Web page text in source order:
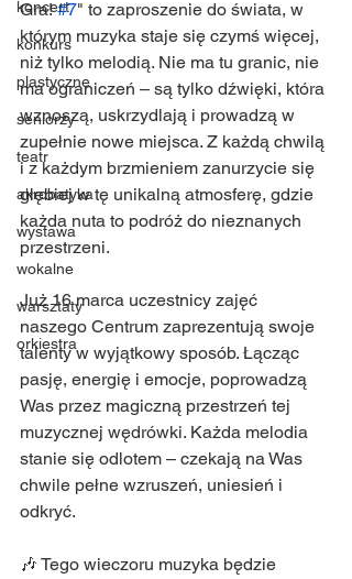
koncert
konkurs
plastyczne
seniorzy
teatr
akrobatyka
wystawa
wokalne
warsztaty
orkiestra
Gra! #7" to zaproszenie do świata, w
którym muzyka staje się czymś więcej,
niż tylko melodią. Nie ma tu granic, nie
ma ograniczeń – są tylko dźwięki, która
wznoszą, uskrzydlają i prowadzą w
zupełnie nowe miejsca. Z każdą chwilą
i z każdym brzmieniem zanurzycie się
głębiej w tę unikalną atmosferę, gdzie
każda nuta to podróż do nieznanych
przestrzeni.
Już 16 marca uczestnicy zajęć
naszego Centrum zaprezentują swoje
talenty w wyjątkowy sposób. Łącząc
pasję, energię i emocje, poprowadzą
Was przez magiczną przestrzeń tej
muzycznej wędrówki. Każda melodia
stanie się odlotem – czekają na Was
chwile pełne wzruszeń, uniesień i
odkryć.
🎶 Tego wieczoru muzyka będzie